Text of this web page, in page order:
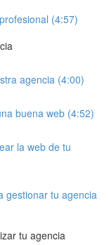
(4:57)
agencia (4:00)
buena web (4:52)
la web de tu
gestionar tu agencia
tu agencia